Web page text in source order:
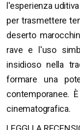
l'esperienza
per trasmettere
deserto
rave e l'uso
insidioso nella
formare una
contemporanee.
cinematografica.